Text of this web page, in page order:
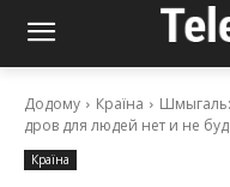
Додому Країна
Шмыгаль:
дров для людей нет и не
Країна